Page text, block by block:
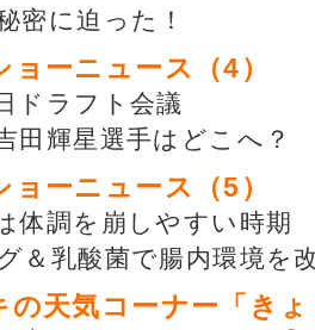
密に迫った！
ョーニュース（4）
ドラフト会議
田輝星選手はどこへ？
ョーニュース（5）
体調を崩しやすい時期
＆乳酸菌で腸内環境を
の天気コーナー「き